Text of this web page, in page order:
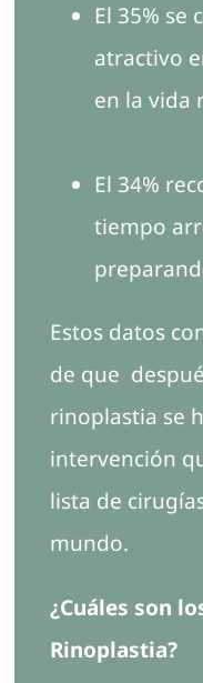
El 35% se
atractivo
en la vida
El 34%
tiempo
Estos datos
de que
rinoplastia se
intervención
lista de
mundo.
¿Cuáles son
Rinoplastia?